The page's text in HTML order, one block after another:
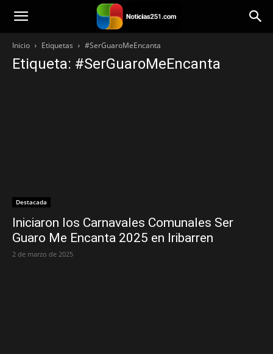
Noticias251
Inicio Etiquetas #SerGuaroMeEncanta
Etiqueta: #SerGuaroMeEncanta
Destacada
Iniciaron los Carnavales Comunales Ser
Guaro Me Encanta 2025 en Iribarren
2 de marzo de 2025